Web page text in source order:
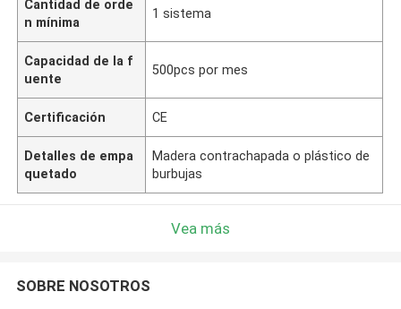
Cantidad de orde
n mínima
1 sistema
Capacidad de la f
uente
500pcs por mes
Certificación CE
Detalles de empa
quetado
Madera contrachapada o plástico de
burbujas
Vea más
SOBRE NOSOTROS